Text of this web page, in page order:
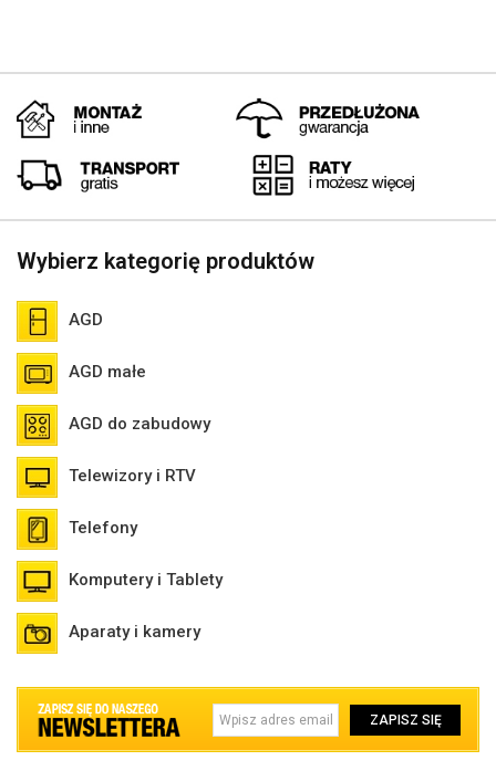
Wybierz kategorię produktów
AGD
AGD małe
AGD do zabudowy
Telewizory i RTV
Telefony
Komputery i Tablety
Aparaty i kamery
ZAPISZ SIĘ